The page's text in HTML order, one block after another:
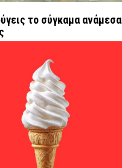
το σύγκαμα ανάμεσα